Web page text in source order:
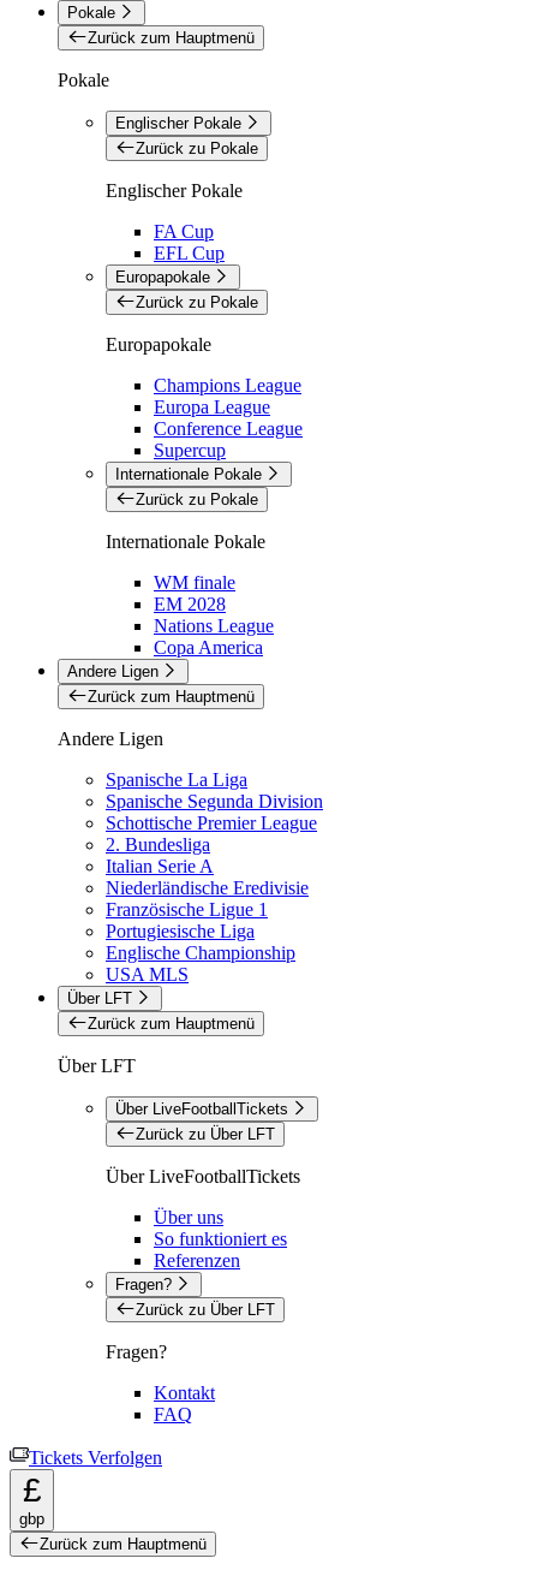
Pokale
Zurück zum Hauptmenü
Pokale
Englischer Pokale
Zurück zu Pokale
Englischer Pokale
FA Cup
EFL Cup
Europapokale
Zurück zu Pokale
Europapokale
Champions League
Europa League
Conference League
Supercup
Internationale Pokale
Zurück zu Pokale
Internationale Pokale
WM finale
EM 2028
Nations League
Copa America
Andere Ligen
Zurück zum Hauptmenü
Andere Ligen
Spanische La Liga
Spanische Segunda Division
Schottische Premier League
2. Bundesliga
Italian Serie A
Niederländische Eredivisie
Französische Ligue 1
Portugiesische Liga
Englische Championship
USA MLS
Über LFT
Zurück zum Hauptmenü
Über LFT
Über LiveFootballTickets
Zurück zu Über LFT
Über LiveFootballTickets
Über uns
So funktioniert es
Referenzen
Fragen?
Zurück zu Über LFT
Fragen?
Kontakt
FAQ
Tickets Verfolgen
£
gbp
Zurück zum Hauptmenü